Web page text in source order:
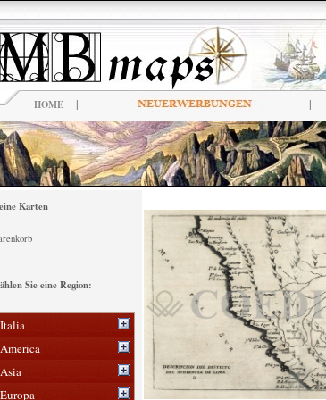
HOME | |
Karten
Sie eine Region:
Italia
America
Asia
Europa